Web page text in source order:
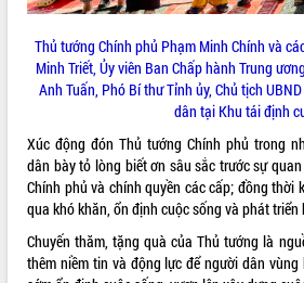
Nâng cao hiệu quả hoạt động của các
doanh nghiệp nhà nước
Hội nghị triển khai kết nối mạng
truyền số liệu chuyên dùng phục vụ cơ
Lễ phát động chuỗi hoạt động chung
tay làm sạch môi trường
Xã Ea Kar bước chuyển mình trong
công tác cải cách hành chính mô hình
UBND tỉnh họp báo định kỳ tháng 4
năm 2026
Thủ tướng Chính phủ Phạm Minh Chính và
Minh Triết, Ủy viên Ban Chấp hành Trung
Anh Tuấn, Phó Bí thư Tỉnh ủy, Chủ tịch
dân tại Khu tái định
Xúc động đón Thủ tướng Chính phủ trong
dân bày tỏ lòng biết ơn sâu sắc trước sự
Chính phủ và chính quyền các cấp; đồng thời
qua khó khăn, ổn định cuộc sống và phát triển
Chuyến thăm, tặng quà của Thủ tướng là
thêm niềm tin và động lực để người dân